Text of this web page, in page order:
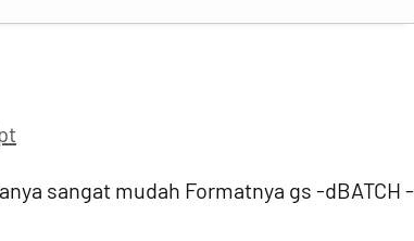
sangat mudah Formatnya gs -dBATCH -